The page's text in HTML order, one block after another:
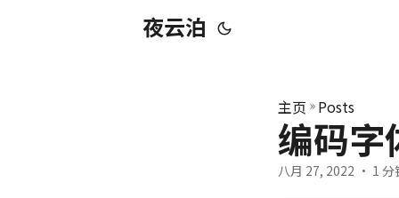
夜云泊
主页 » Posts
编码字
八月 27, 2022 · 1